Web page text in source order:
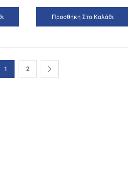
Προσθήκη Στο Καλάθι
1 2